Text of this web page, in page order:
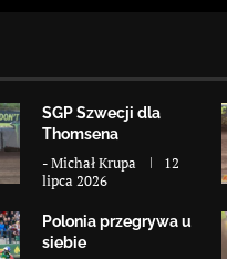
SGP Szwecji dla
Thomsena
-Michał Krupa
12
lipca 2026
Polonia przegrywa u
siebie